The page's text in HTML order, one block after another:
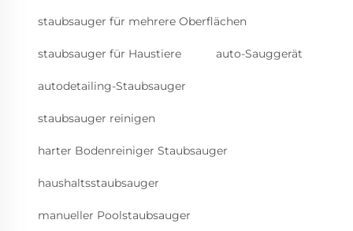
staubsauger für mehrere Oberflächen
staubsauger für Haustiere auto-Sauggerät
autodetailing-Staubsauger
staubsauger reinigen
harter Bodenreiniger Staubsauger
haushaltsstaubsauger
manueller Poolstaubsauger